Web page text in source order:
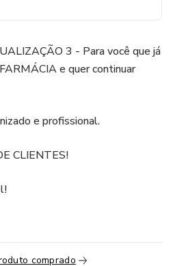
3 - Para você que já
e quer continuar
e profissional.
CLIENTES!
comprado